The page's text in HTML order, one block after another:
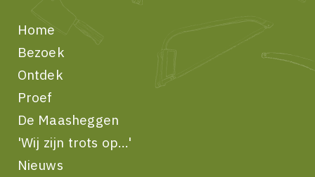
Home
Bezoek
Ontdek
Proef
De Maasheggen
'Wij zijn trots op...'
Nieuws